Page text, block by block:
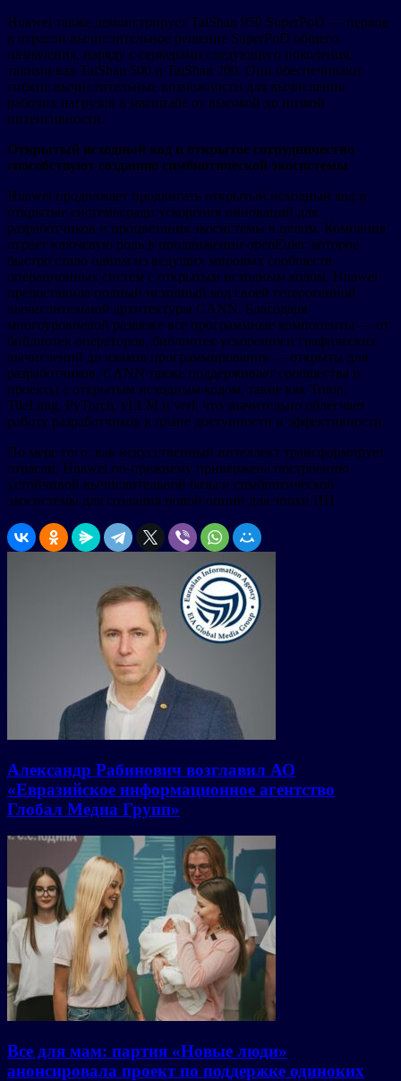
Huawei также демонстрирует TaiShan 950 SuperPoD — первое
в отрасли вычислительное решение SuperPoD общего
назначения, наряду с серверами следующего поколения,
такими как TaiShan 500 и TaiShan 200. Они обеспечивают
гибкие вычислительные возможности для вычисления
рабочих нагрузок в масштабе от высокой до низкой
интенсивности.
Открытый исходный код и открытое сотрудничество
способствуют созданию симбиотической экосистемы
Huawei продолжает продвигать открытый исходный код и
открытые системы ради ускорения инноваций для
разработчиков и процветания экосистемы в целом. Компания
играет ключевую роль в продвижении openEuler, которое
быстро стало одним из ведущих мировых сообществ
операционных систем с открытым исходным кодом. Huawei
предоставила полный исходный код своей гетерогенной
вычислительной архитектуры CANN. Благодаря
многоуровневой развязке все программные компоненты — от
библиотек операторов, библиотек ускорения и графических
вычислений до языков программирования — открыты для
разработчиков. CANN также поддерживает сообщества и
проекты с открытым исходным кодом, такие как Triton,
TileLang, PyTorch, vLLM и verl, что значительно облегчает
работу разработчиков в плане доступности и эффективности.
По мере того, как искусственный интеллект трансформирует
отрасли, Huawei по-прежнему привержена построению
устойчивой вычислительной базы и симбиотической
экосистемы для создания новой опции для эпохи ИИ.
Александр Рабинович возглавил АО
«Евразийское информационное агентство
Глобал Медиа Групп»
Все для мам: партия «Новые люди»
анонсировала проект по поддержке одиноких